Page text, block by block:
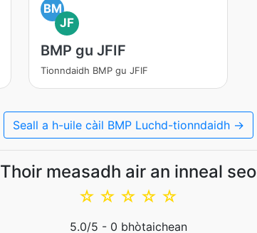
BM
JF
BMP gu JFIF
Tionndaidh BMP gu JFIF
Seall a h-uile càil BMP Luchd-tionndaidh →
Thoir measadh air an inneal seo
☆
☆
☆
☆
☆
5.0/5 - 0 bhòtaichean